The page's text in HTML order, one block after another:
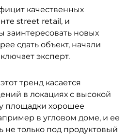
качественных
street retail, и
заинтересовать новых
сдать объект, начали
эксперт.
тренд касается
в локациях с высокой
площадки хорошее
в угловом доме, и ее
не только под продуктовый